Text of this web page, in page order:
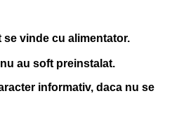
vinde cu alimentator.
au soft preinstalat.
informativ, daca nu se